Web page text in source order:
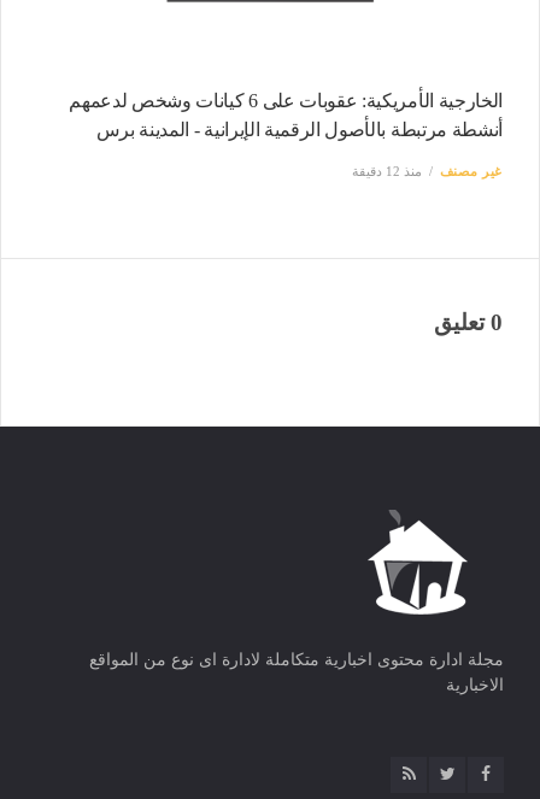
الخارجية الأمريكية: عقوبات على 6 كيانات وشخص لدعمهم
أنشطة مرتبطة بالأصول الرقمية الإيرانية - المدينة برس
غير مصنف منذ 12 دقيقة
0 تعليق
مجلة ادارة محتوى اخبارية متكاملة لادارة اى نوع من المواقع
الاخبارية